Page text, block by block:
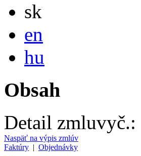
sk
en
hu
Obsah
Detail zmluvyč.:
Naspäť na výpis zmlúv
Faktúry
Objednávky